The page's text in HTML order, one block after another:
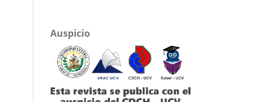
Auspicio